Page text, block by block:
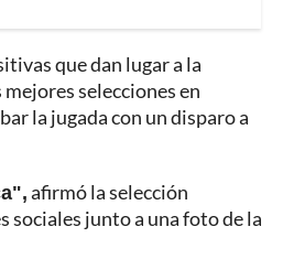
que dan lugar a la
mejores selecciones en
la jugada con un disparo a
afirmó la selección
sociales junto a una foto de la